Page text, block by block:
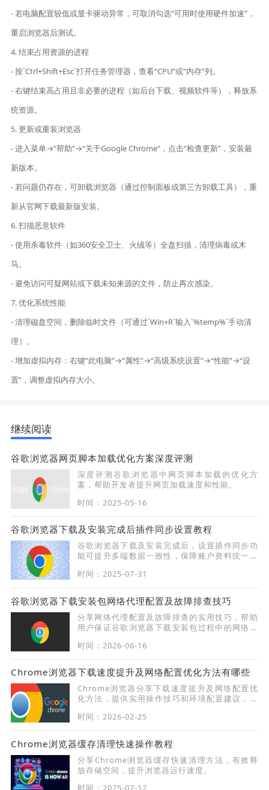
- 若电脑配置较低或显卡驱动异常，可取消勾选“可用时使用硬件加速”，
重启浏览器后测试。
4. 结束占用资源的进程
- 按`Ctrl+Shift+Esc`打开任务管理器，查看“CPU”或“内存”列。
- 右键结束高占用且非必要的进程（如后台下载、视频软件等），释放系
统资源。
5. 更新或重装浏览器
- 进入菜单→“帮助”→“关于Google Chrome”，点击“检查更新”，安装最
新版本。
- 若问题仍存在，可卸载浏览器（通过控制面板或第三方卸载工具），重
新从官网下载最新版安装。
6. 扫描恶意软件
- 使用杀毒软件（如360安全卫士、火绒等）全盘扫描，清理病毒或木
马。
- 避免访问可疑网站或下载未知来源的文件，防止再次感染。
7. 优化系统性能
- 清理磁盘空间，删除临时文件（可通过`Win+R`输入`%temp%`手动清
理）。
- 增加虚拟内存：右键“此电脑”→“属性”→“高级系统设置”→“性能”→“设
置”，调整虚拟内存大小。
继续阅读
谷歌浏览器网页脚本加载优化方案深度评测
深度评测谷歌浏览器中网页脚本加载的优化方
案，帮助开发者提升网页加载速度和性能。
时间：2025-05-16
谷歌浏览器下载及安装完成后插件同步设置教程
谷歌浏览器下载及安装完成后，设置插件同步功
能可提升多端数据一致性，保障账户资料统一管
时间：2025-07-31
谷歌浏览器下载安装包网络代理配置及故障排查技巧
分享网络代理配置及故障排查的实用技巧，帮助
用户保证谷歌浏览器下载安装包过程中的网络连
时间：2026-06-16
Chrome浏览器下载速度提升及网络配置优化方法有哪些
Chrome浏览器分享下载速度提升及网络配置优
化方法，提供实用操作技巧和环境配置建议，提
时间：2026-02-25
Chrome浏览器缓存清理快速操作教程
分享Chrome浏览器缓存快速清理方法，有效释
放存储空间，提升浏览器运行速度。